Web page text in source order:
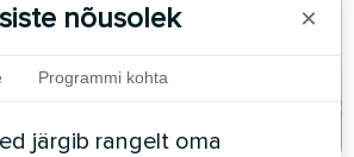
nõusolek ×
Programmi kohta
järgib rangelt oma